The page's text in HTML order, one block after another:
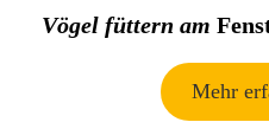
Vögel füttern am
Mehr